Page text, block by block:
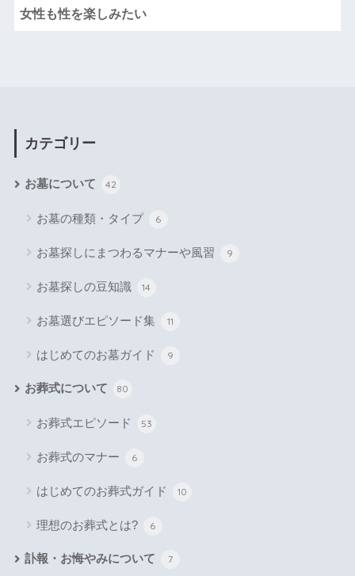
女性も性を楽しみたい
カテゴリー
お墓について 42
お墓の種類・タイプ 6
お墓探しにまつわるマナーや風習 9
お墓探しの豆知識 14
お墓選びエピソード集 11
はじめてのお墓ガイド 9
お葬式について 80
お葬式エピソード 53
お葬式のマナー 6
はじめてのお葬式ガイド 10
理想のお葬式とは? 6
訃報・お悔やみについて 7